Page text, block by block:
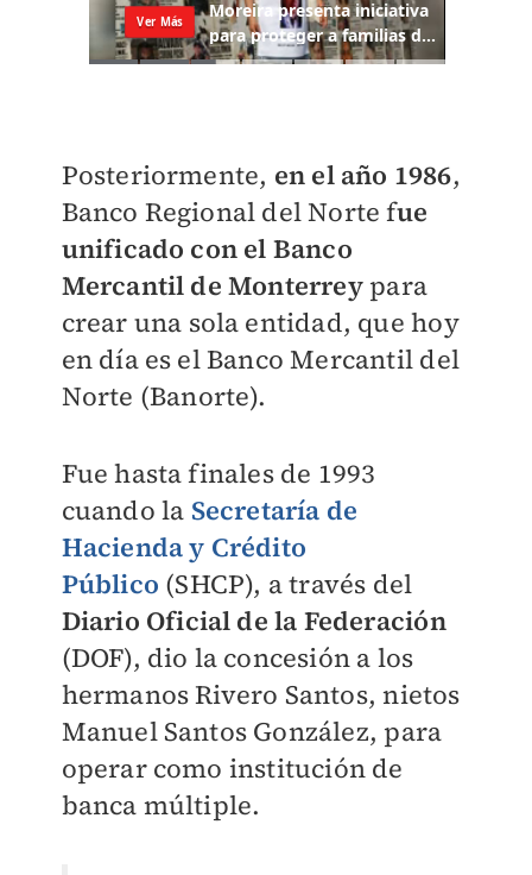
Posteriormente, en el año 1986,
Banco Regional del Norte fue
unificado con el Banco
Mercantil de Monterrey para
crear una sola entidad, que hoy
en día es el Banco Mercantil del
Norte (Banorte).
Fue hasta finales de 1993
cuando la Secretaría de
Hacienda y Crédito
Público (SHCP), a través del
Diario Oficial de la Federación
(DOF), dio la concesión a los
hermanos Rivero Santos, nietos
Manuel Santos González, para
operar como institución de
banca múltiple.